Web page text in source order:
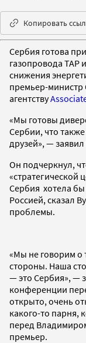
Копировать
Сербия готова
газопровода TAP
снижения
премьер-министр
агентству
«Мы готовы
Сербии, что
друзей», — заявил
Он подчеркнул,
«стратегической
Сербия хотела
Россией, сказал
проблемы.
«Мы не говорим о
стороны. Наша
— это Сербия», —
конференции
открыто, очень
какого-то парня,
перед
премьер.